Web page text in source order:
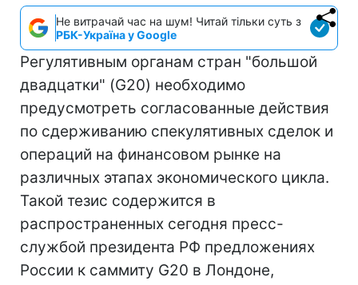
Не витрачай час на шум! Читай тільки суть з
РБК-Україна у Google
Регулятивным органам стран "большой
двадцатки" (G20) необходимо
предусмотреть согласованные действия
по сдерживанию спекулятивных сделок и
операций на финансовом рынке на
различных этапах экономического цикла.
Такой тезис содержится в
распространенных сегодня пресс-
службой президента РФ предложениях
России к саммиту G20 в Лондоне,